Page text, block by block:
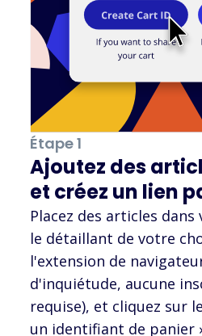
Étape 1
Ajoutez des
et créez un lien
Placez des articles
le détaillant de votre
l'extension de
d'inquiétude, aucune
requise), et cliquez sur
un identifiant de panier